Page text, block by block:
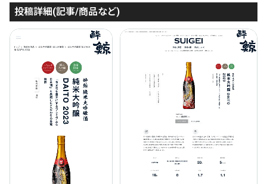
投稿詳細(記事/商品など)